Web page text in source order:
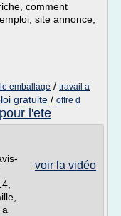
comment
site annonce,
emballage / travail a
gratuite / offre d
l'ete
voir la vidéo